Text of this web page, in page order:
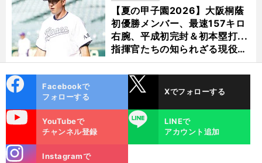
【夏の甲子園2026】大阪桐蔭
初優勝メンバー、最速157キロ
右腕、平成初完封＆初本塁打...
指揮官たちの知られざる現役時
代
ok
Facebookで
フォローする
Xでフォローする
YouTubeで
チャンネル登録
LINE
LINEで
アカウント追加
Instagramで